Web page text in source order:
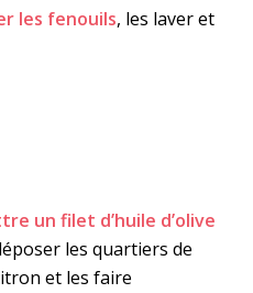
les fenouils, les laver et
un filet d’huile d’olive
les quartiers de
et les faire